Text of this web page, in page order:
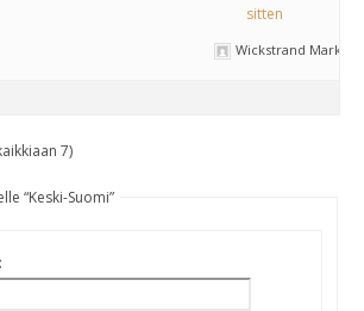
sitten
Wickstrand Marko
7)
“Keski-Suomi”